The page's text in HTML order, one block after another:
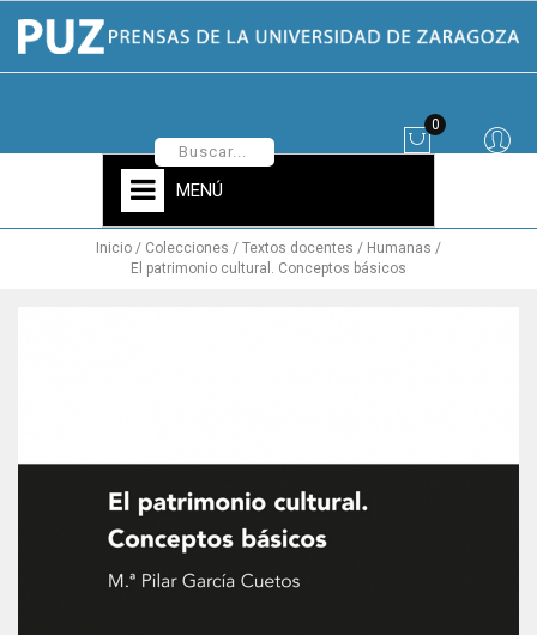
0
MENÚ
Inicio Colecciones Textos docentes
Humanas
El patrimonio cultural. Conceptos básicos